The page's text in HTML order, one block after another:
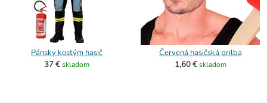
Pánsky kostým hasič
37 €skladom
Červená hasičská prilba
1,60 € skladom